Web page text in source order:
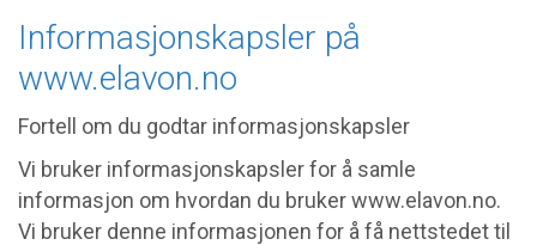
Informasjonskapsler på
www.elavon.no
Fortell om du godtar informasjonskapsler
Vi bruker informasjonskapsler for å samle
informasjon om hvordan du bruker www.elavon.no.
Vi bruker denne informasjonen for å få nettstedet til
Documents